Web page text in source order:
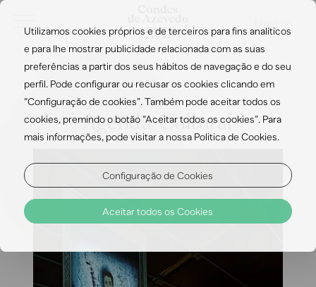
Agenda Cultural
Utilizamos cookies próprios e de terceiros para fins analíticos
e para lhe mostrar publicidade relacionada com as suas
preferências a partir dos seus hábitos de navegação e do seu
perfil. Pode configurar ou recusar os cookies clicando em
“Configuração de cookies”. Também pode aceitar todos os
cookies, premindo o botão “Aceitar todos os cookies”. Para
mais informações, pode visitar a nossa Politica de Cookies.
Configuração de Cookies
Aceitar todos os Cookies